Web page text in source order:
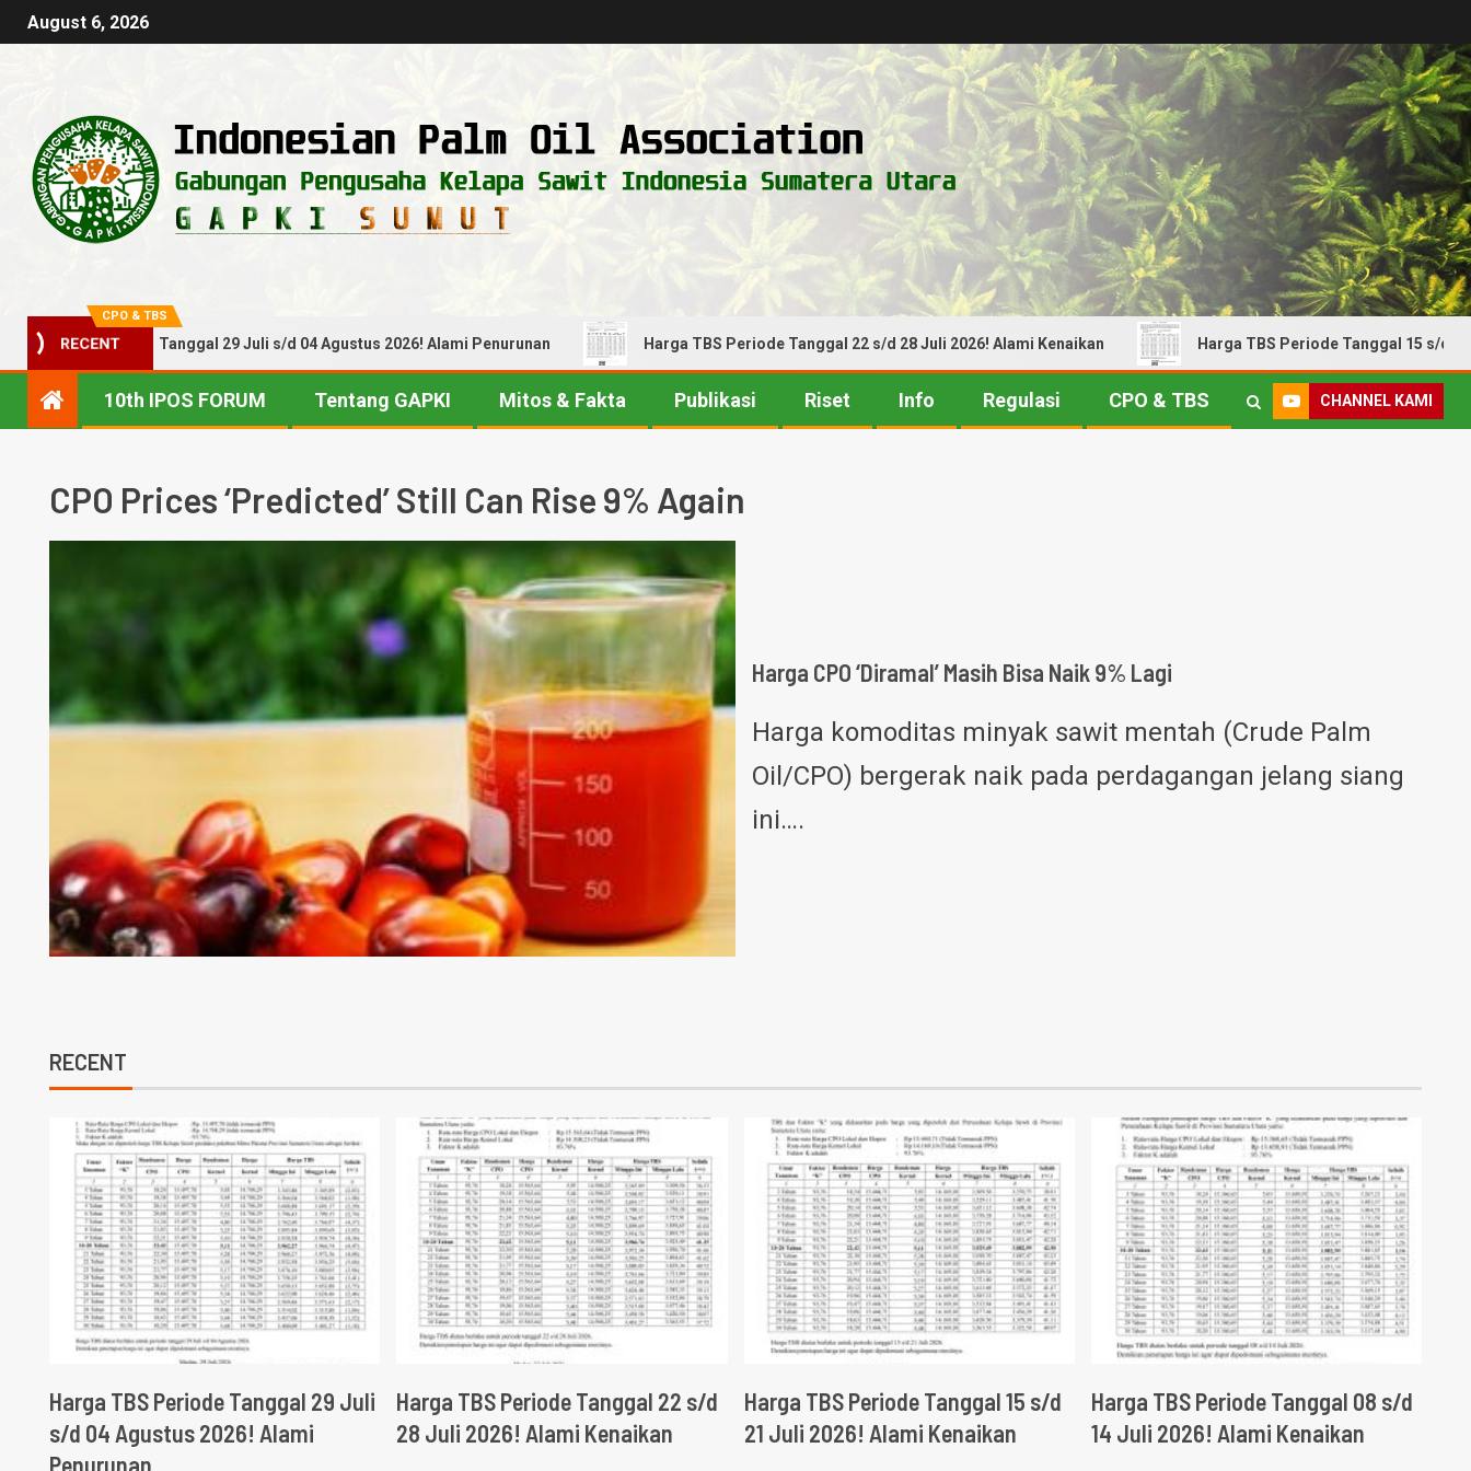
August 6, 2026
CPO & TBS
RECENT
TBS Periode Tanggal 29 Juli s/d 04 Agustus 2026! Alami Penurunan Harga TBS Periode Tanggal 22 s/d 28 Juli 2026! Alami Kenaikan Harga TBS Periode Tanggal 15 s/d 21 Juli
10th IPOS FORUM Tentang GAPKI Mitos & Fakta Publikasi Riset Info Regulasi CPO & TBS CHANNEL KAMI
CPO Prices ‘Predicted’ Still Can Rise 9% Again
Harga CPO ‘Diramal’ Masih Bisa Naik 9% Lagi
Harga komoditas minyak sawit mentah (Crude Palm
Oil/CPO) bergerak naik pada perdagangan jelang siang
ini….
RECENT
Harga TBS Periode Tanggal 29 Juli
s/d 04 Agustus 2026! Alami
Penurunan
Harga TBS Periode Tanggal 22 s/d
28 Juli 2026! Alami Kenaikan
Harga TBS Periode Tanggal 15 s/d
21 Juli 2026! Alami Kenaikan
Harga TBS Periode Tanggal 08 s/d
14 Juli 2026! Alami Kenaikan